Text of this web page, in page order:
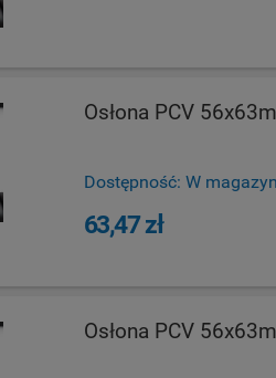
Osłona PCV
Dostępność: W
63,47 zł
Osłona PCV